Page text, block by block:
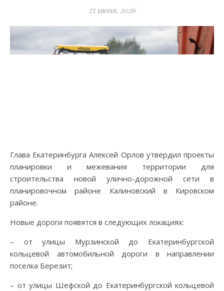
25 июня, 2026
Глава Екатеринбурга Алексей Орлов утвердил проекты
планировки и межевания территории для
строительства новой улично-дорожной сети в
планировочном районе Калиновский в Кировском
районе.
Новые дороги появятся в следующих локациях:
– от улицы Мурзинской до Екатеринбургской
кольцевой автомобильной дороги в направлении
поселка Березит;
– от улицы Шефской до Екатеринбургской кольцевой